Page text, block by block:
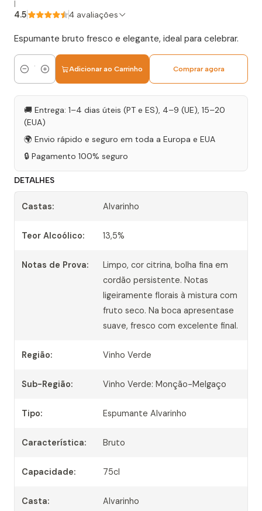
4.5 4 avaliações
Espumante bruto fresco e elegante, ideal para celebrar.
Quantidade
Adicionar ao Carrinho Comprar agora
🚚 Entrega: 1–4 dias úteis (PT e ES), 4–9 (UE), 15–20
(EUA)
🌍 Envio rápido e seguro em toda a Europa e EUA
🔒 Pagamento 100% seguro
DETALHES
Castas: Alvarinho
Teor Alcoólico: 13,5%
Notas de Prova:
Limpo, cor citrina, bolha fina em
cordão persistente. Notas
ligeiramente florais à mistura com
fruto seco. Na boca apresentase
suave, fresco com excelente final.
Região: Vinho Verde
Sub-Região: Vinho Verde: Monção-Melgaço
Tipo: Espumante Alvarinho
Característica: Bruto
Capacidade: 75cl
Casta: Alvarinho